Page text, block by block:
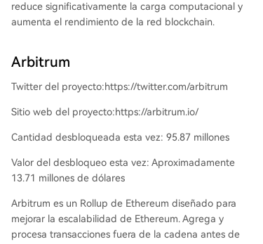
reduce significativamente la carga computacional y
aumenta el rendimiento de la red blockchain.
Arbitrum
Twitter del proyecto:https://twitter.com/arbitrum
Sitio web del proyecto:https://arbitrum.io/
Cantidad desbloqueada esta vez: 95.87 millones
Valor del desbloqueo esta vez: Aproximadamente
13.71 millones de dólares
Arbitrum es un Rollup de Ethereum diseñado para
mejorar la escalabilidad de Ethereum. Agrega y
procesa transacciones fuera de la cadena antes de